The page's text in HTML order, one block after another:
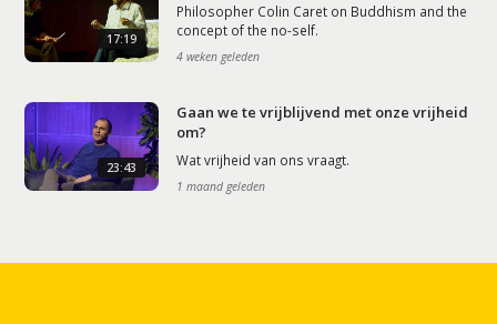
17:19
Philosopher Colin Caret on Buddhism and the
concept of the no-self.
4 weken geleden
23:43
Gaan we te vrijblijvend met onze vrijheid
om?
Wat vrijheid van ons vraagt.
1 maand geleden